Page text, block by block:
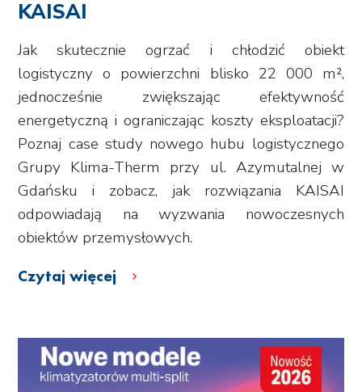
KAISAI
Jak skutecznie ogrzać i chłodzić obiekt
logistyczny o powierzchni blisko 22 000 m²,
jednocześnie zwiększając efektywność
energetyczną i ograniczając koszty eksploatacji?
Poznaj case study nowego hubu logistycznego
Grupy Klima-Therm przy ul. Azymutalnej w
Gdańsku i zobacz, jak rozwiązania KAISAI
odpowiadają na wyzwania nowoczesnych
obiektów przemysłowych.
Czytaj więcej